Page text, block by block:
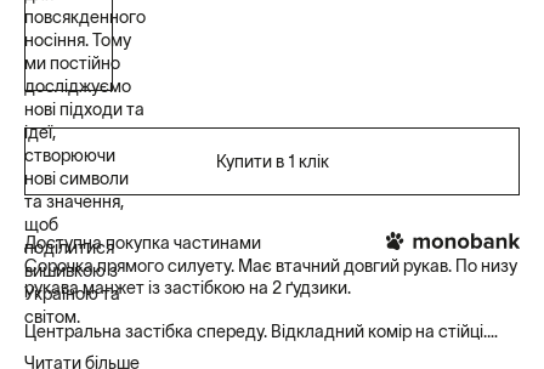
Купити в 1 клік
Доступна покупка частинами
Сорочка прямого силуету. Має втачний довгий рукав. По низу
рукава манжет із застібкою на 2 ґудзики.
Центральна застібка спереду. Відкладний комір на стійці.
Спинка та пілочка на кокетці.
Читати більше
повсякденного
носіння. Тому
ми постійно
досліджуємо
нові підходи та
ідеї,
створюючи
нові символи
та значення,
щоб
поділитися
вишивкою з
Україною та
світом.